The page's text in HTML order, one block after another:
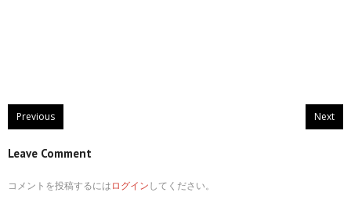
Previous Next
Leave Comment
コメントを投稿するにはログインしてください。